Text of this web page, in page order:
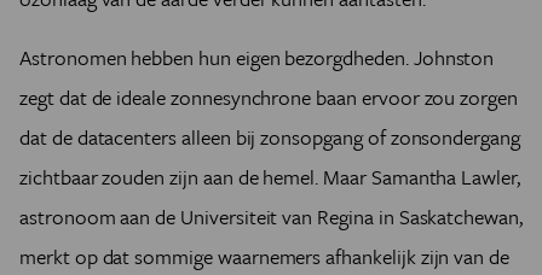
Astronomen hebben hun eigen bezorgdheden. Johnston
zegt dat de ideale zonnesynchrone baan ervoor zou zorgen
dat de datacenters alleen bij zonsopgang of zonsondergang
zichtbaar zouden zijn aan de hemel. Maar Samantha Lawler,
astronoom aan de Universiteit van Regina in Saskatchewan,
merkt op dat sommige waarnemers afhankelijk zijn van de